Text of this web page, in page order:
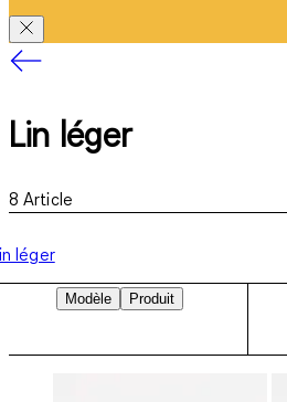
Lin léger
8 Article
léger
Modèle
Produit